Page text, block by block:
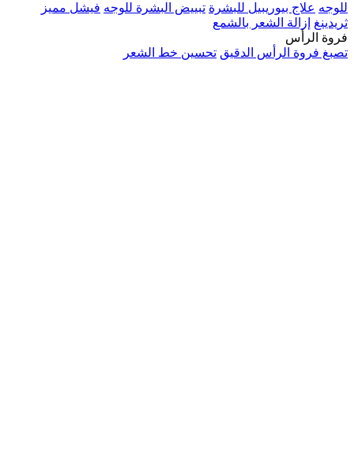
للوجه علاج بيوريبيل للبشرة تبييض البشرة للوجه فيشل مميز
ثريدينغ إزالة الشعر بالشمع
فروة الرأس
تصبغ فروة الرأس الدقيق تحسين خط الشعر